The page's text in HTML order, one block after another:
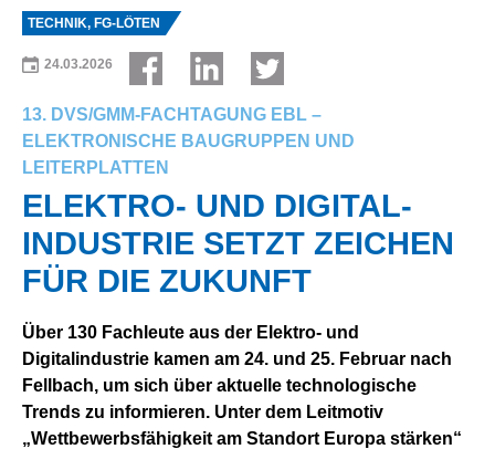
TECHNIK, FG-LÖTEN
24.03.2026
13. DVS/GMM-FACHTAGUNG EBL –
ELEKTRONISCHE BAUGRUPPEN UND
LEITERPLATTEN
ELEK­TRO- UND DIGITAL­
INDUSTRIE SETZT ZEI­CHEN
FÜR DIE ZU­KUNFT
Über 130 Fachleute aus der Elektro- und
Digitalindustrie kamen am 24. und 25. Februar nach
Fellbach, um sich über aktuelle technologische
Trends zu informieren. Unter dem Leitmotiv
„Wettbewerbsfähigkeit am Standort Europa stärken“